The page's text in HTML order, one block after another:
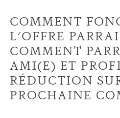
COMMENT
L'OFFRE
COMMENT
AMI(E) ET
RÉDUCTION
PROCHAINE